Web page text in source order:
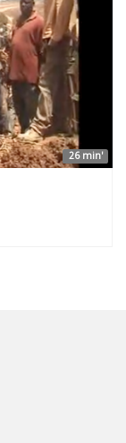
26 min'